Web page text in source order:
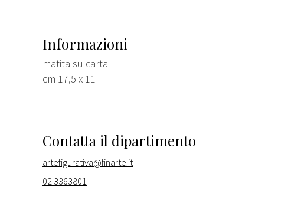
Informazioni
matita su carta
cm 17,5 x 11
Contatta il dipartimento
artefigurativa@finarte.it
02 3363801